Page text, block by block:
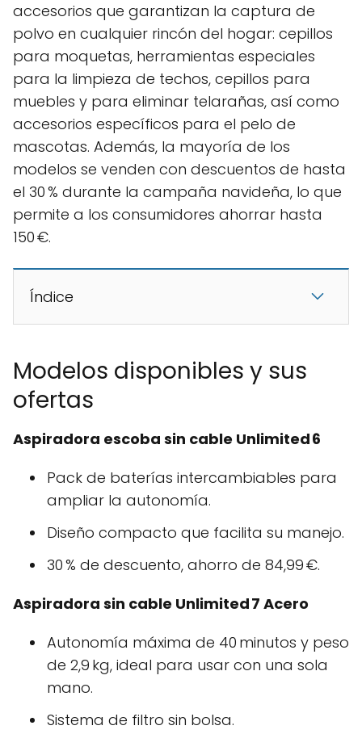
accesorios que garantizan la captura de
polvo en cualquier rincón del hogar: cepillos
para moquetas, herramientas especiales
para la limpieza de techos, cepillos para
muebles y para eliminar telarañas, así como
accesorios específicos para el pelo de
mascotas. Además, la mayoría de los
modelos se venden con descuentos de hasta
el 30 % durante la campaña navideña, lo que
permite a los consumidores ahorrar hasta
150 €.
Índice
Modelos disponibles y sus
ofertas
Aspiradora escoba sin cable Unlimited 6
Pack de baterías intercambiables para
ampliar la autonomía.
Diseño compacto que facilita su manejo.
30 % de descuento, ahorro de 84,99 €.
Aspiradora sin cable Unlimited 7 Acero
Autonomía máxima de 40 minutos y peso
de 2,9 kg, ideal para usar con una sola
mano.
Sistema de filtro sin bolsa.